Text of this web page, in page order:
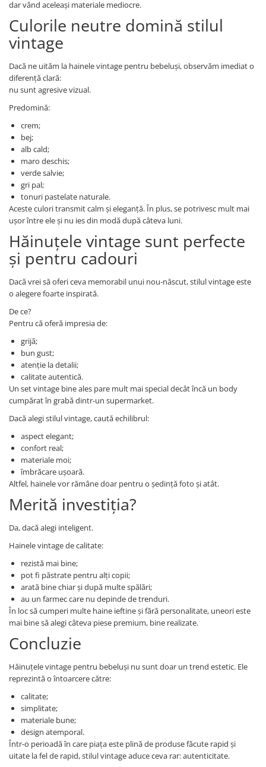
dar vând aceleași materiale mediocre.
Culorile neutre domină stilul
vintage
Dacă ne uităm la hainele vintage pentru bebeluși, observăm imediat o
diferență clară:
nu sunt agresive vizual.
Predomină:
crem;
bej;
alb cald;
maro deschis;
verde salvie;
gri pal;
tonuri pastelate naturale.
Aceste culori transmit calm și eleganță. În plus, se potrivesc mult mai
ușor între ele și nu ies din modă după câteva luni.
Hăinuțele vintage sunt perfecte
și pentru cadouri
Dacă vrei să oferi ceva memorabil unui nou-născut, stilul vintage este
o alegere foarte inspirată.
De ce?
Pentru că oferă impresia de:
grijă;
bun gust;
atenție la detalii;
calitate autentică.
Un set vintage bine ales pare mult mai special decât încă un body
cumpărat în grabă dintr-un supermarket.
Dacă alegi stilul vintage, caută echilibrul:
aspect elegant;
confort real;
materiale moi;
îmbrăcare ușoară.
Altfel, hainele vor rămâne doar pentru o ședință foto și atât.
Merită investiția?
Da, dacă alegi inteligent.
Hainele vintage de calitate:
rezistă mai bine;
pot fi păstrate pentru alți copii;
arată bine chiar și după multe spălări;
au un farmec care nu depinde de trenduri.
În loc să cumperi multe haine ieftine și fără personalitate, uneori este
mai bine să alegi câteva piese premium, bine realizate.
Concluzie
Hăinuțele vintage pentru bebeluși nu sunt doar un trend estetic. Ele
reprezintă o întoarcere către:
calitate;
simplitate;
materiale bune;
design atemporal.
Într-o perioadă în care piața este plină de produse făcute rapid și
uitate la fel de rapid, stilul vintage aduce ceva rar: autenticitate.